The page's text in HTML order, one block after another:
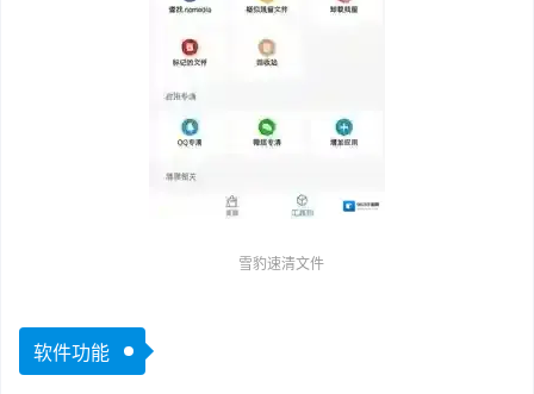
雪豹速清文件
软件功能